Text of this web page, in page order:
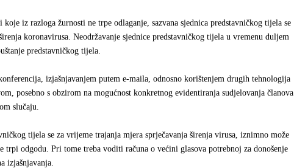
iz razloga žurnosti ne trpe odlaganje, sazvana sjednica predstavničkog tijela se
koronavirusa. Neodržavanje sjednice predstavničkog tijela u vremenu duljem
predstavničkog tijela.
izjašnjavanjem putem e-maila, odnosno korištenjem drugih tehnologija
posebno s obzirom na mogućnost konkretnog evidentiranja sudjelovanja članova
slučaju.
tijela se za vrijeme trajanja mjera sprječavanja širenja virusa, iznimno može
odgodu. Pri tome treba voditi računa o većini glasova potrebnoj za donošenje
izjašnjavanja.